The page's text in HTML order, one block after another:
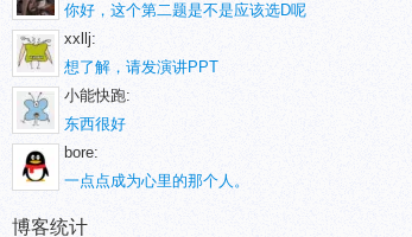
你好，这个第二题是不是应该选D呢
xxllj:
想了解，请发演讲PPT
小能快跑:
东西很好
bore:
一点点成为心里的那个人。
博客统计